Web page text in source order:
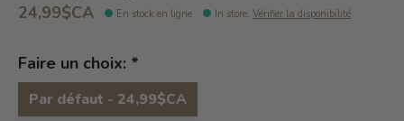
24,99$CA En stock en ligne In store:Vérifier la disponibilité
Faire un choix: *
Par défaut - 24,99$CA